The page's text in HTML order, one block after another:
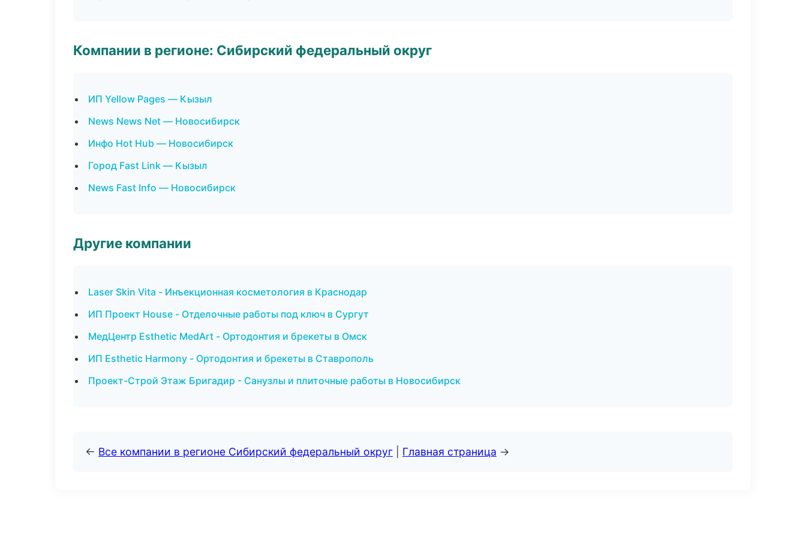
Компании в регионе: Сибирский федеральный округ
ИП Yellow Pages — Кызыл
News News Net — Новосибирск
Инфо Hot Hub — Новосибирск
Город Fast Link — Кызыл
News Fast Info — Новосибирск
Другие компании
Laser Skin Vita - Инъекционная косметология в Краснодар
ИП Проект House - Отделочные работы под ключ в Сургут
МедЦентр Esthetic MedArt - Ортодонтия и брекеты в Омск
ИП Esthetic Harmony - Ортодонтия и брекеты в Ставрополь
Проект-Строй Этаж Бригадир - Санузлы и плиточные работы в Новосибирск
← Все компании в регионе Сибирский федеральный округ Главная страница →